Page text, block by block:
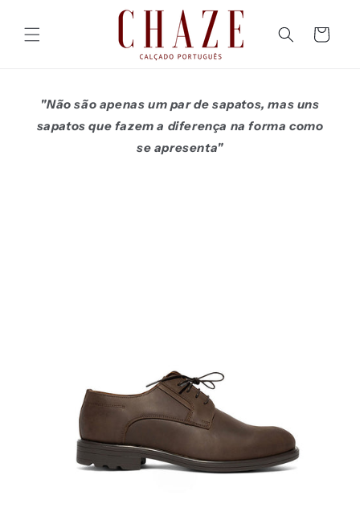
conteúdo
Carrinho
"Não são apenas um par de sapatos, mas uns
sapatos que fazem a diferença na forma como
se apresenta"